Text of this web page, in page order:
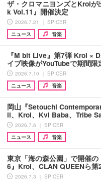
ザ・クロマニヨンズとKroi
k Vol.11』開催決定
2026.7.21 ｜ SPICER
ニュース
音楽
『M bit Live』第7弾 Kroi ×
イブ映像がYouTubeで期間
2026.7.10 ｜ SPICER
ニュース
音楽
岡山『Setouchi
ll、Kroi、Kvi Baba、Tribe
2026.7.6 ｜ SPICER
ニュース
音楽
東京「海の森公園」で開催
6』Kroi、CLAN QUEENら
2026.7.3 ｜ SPICER